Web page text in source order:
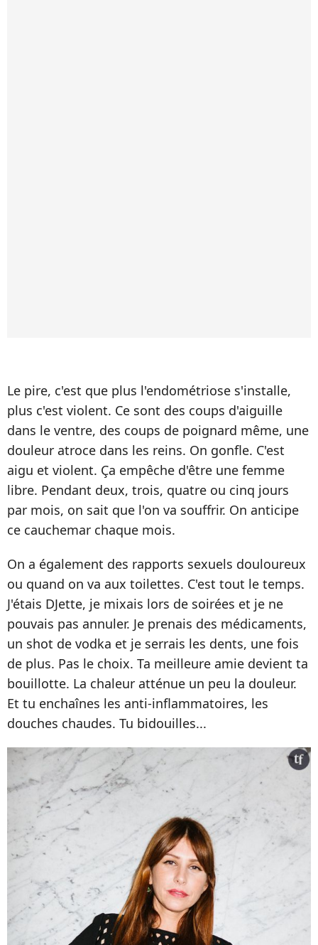
Le pire, c'est que plus l'endométriose s'installe,
plus c'est violent. Ce sont des coups d'aiguille
dans le ventre, des coups de poignard même, une
douleur atroce dans les reins. On gonfle. C'est
aigu et violent. Ça empêche d'être une femme
libre. Pendant deux, trois, quatre ou cinq jours
par mois, on sait que l'on va souffrir. On anticipe
ce cauchemar chaque mois.
On a également des rapports sexuels douloureux
ou quand on va aux toilettes. C'est tout le temps.
J'étais DJette, je mixais lors de soirées et je ne
pouvais pas annuler. Je prenais des médicaments,
un shot de vodka et je serrais les dents, une fois
de plus. Pas le choix. Ta meilleure amie devient ta
bouillotte. La chaleur atténue un peu la douleur.
Et tu enchaînes les anti-inflammatoires, les
douches chaudes. Tu bidouilles...